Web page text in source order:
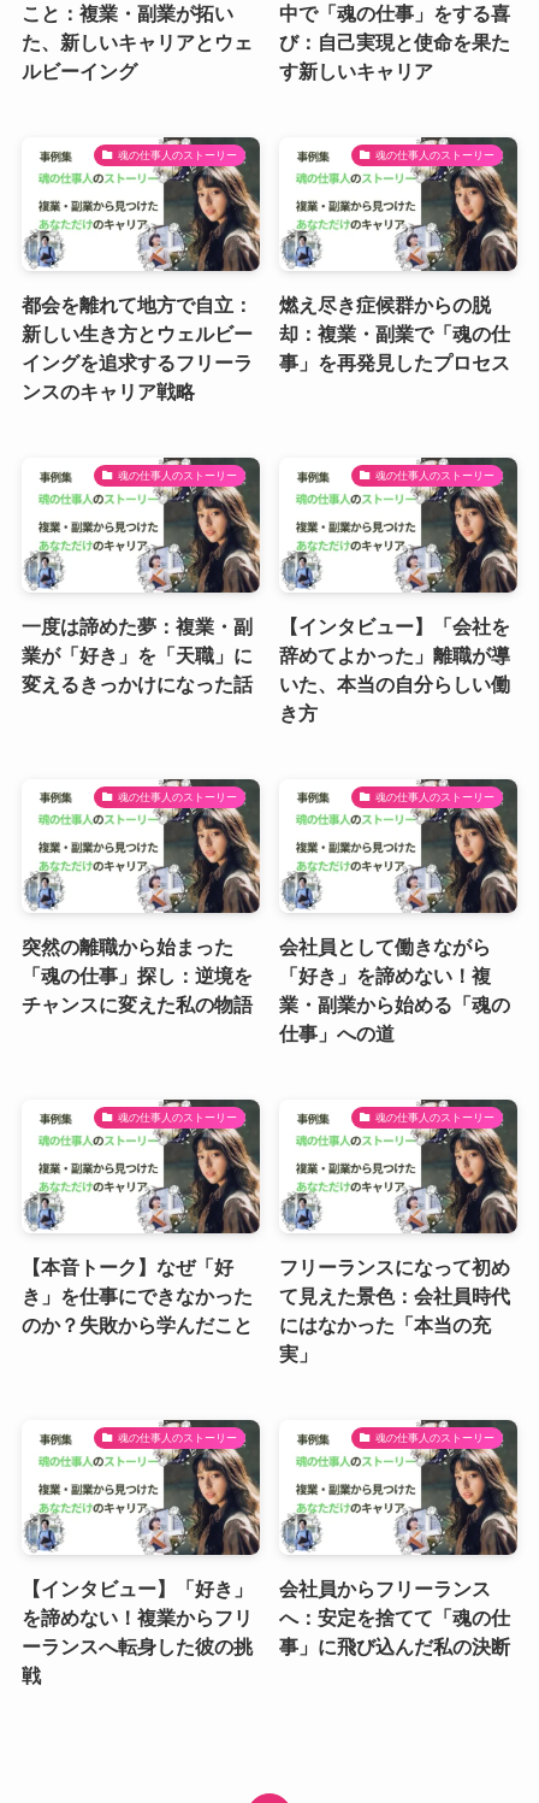
こと：複業・副業が拓い
た、新しいキャリアとウェ
ルビーイング
中で「魂の仕事」をする喜
び：自己実現と使命を果た
す新しいキャリア
魂の仕事人のストーリー
都会を離れて地方で自立：
新しい生き方とウェルビー
イングを追求するフリーラ
ンスのキャリア戦略
魂の仕事人のストーリー
燃え尽き症候群からの脱
却：複業・副業で「魂の仕
事」を再発見したプロセス
魂の仕事人のストーリー
一度は諦めた夢：複業・副
業が「好き」を「天職」に
変えるきっかけになった話
魂の仕事人のストーリー
【インタビュー】「会社を
辞めてよかった」離職が導
いた、本当の自分らしい働
き方
魂の仕事人のストーリー
突然の離職から始まった
「魂の仕事」探し：逆境を
チャンスに変えた私の物語
魂の仕事人のストーリー
会社員として働きながら
「好き」を諦めない！複
業・副業から始める「魂の
仕事」への道
魂の仕事人のストーリー
【本音トーク】なぜ「好
き」を仕事にできなかった
のか？失敗から学んだこと
魂の仕事人のストーリー
フリーランスになって初め
て見えた景色：会社員時代
にはなかった「本当の充
実」
魂の仕事人のストーリー
【インタビュー】「好き」
を諦めない！複業からフリ
ーランスへ転身した彼の挑
戦
魂の仕事人のストーリー
会社員からフリーランス
へ：安定を捨てて「魂の仕
事」に飛び込んだ私の決断